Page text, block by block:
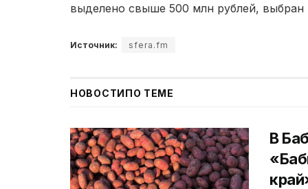
выделено свыше 500 млн рублей,
Источник: sfera.fm
НОВОСТИПО ТЕМЕ
В